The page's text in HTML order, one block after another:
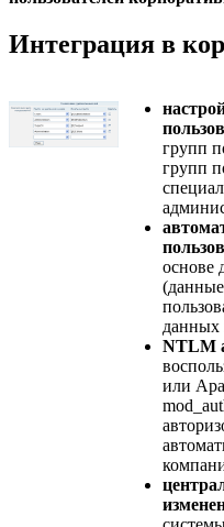
Интеграция в
групп
групп
основе
данных
NTLM
или